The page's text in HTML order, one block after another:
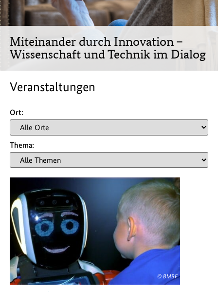
Miteinander durch Innovation –
Wissenschaft und Technik im Dialog
Veranstaltungen
Ort:
Thema:
© BMBF